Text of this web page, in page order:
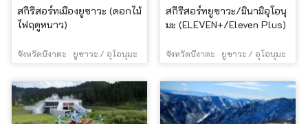
สกีรีสอร์ทเมืองยูซาวะ (ดอกไม้
ไฟฤดูหนาว)
จังหวัดนีงาตะ ยูซาวะ / อุโอนุมะ
สกีรีสอร์ทยูซาวะ/มินามิอุโอนุ
มะ (ELEVEN+/Eleven Plus)
จังหวัดนีงาตะ ยูซาวะ / อุโอนุมะ